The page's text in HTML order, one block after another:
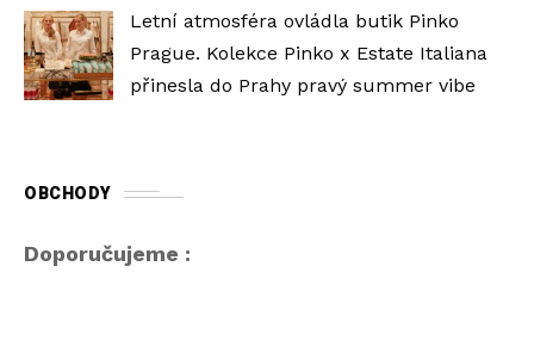
Letní atmosféra ovládla butik Pinko
Prague. Kolekce Pinko x Estate Italiana
přinesla do Prahy pravý summer vibe
OBCHODY
Doporučujeme :